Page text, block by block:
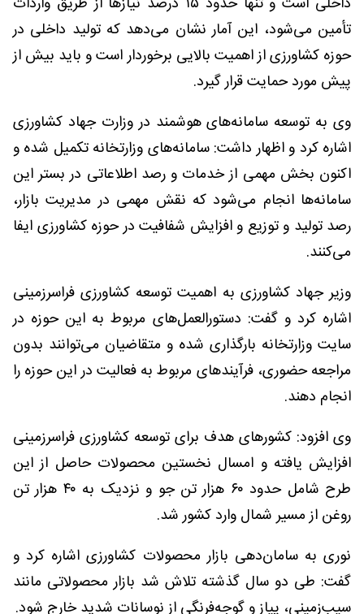
تأمین می‌شود، این آمار نشان می‌دهد که تولید داخلی در
حوزه کشاورزی از اهمیت بالایی برخوردار است و باید بیش از
پیش مورد حمایت قرار گیرد.
وی به توسعه سامانه‌های هوشمند در وزارت جهاد کشاورزی
اشاره کرد و اظهار داشت: سامانه‌های وزارتخانه تکمیل شده و
اکنون بخش مهمی از خدمات و رصد اطلاعاتی در بستر این
سامانه‌ها انجام می‌شود که نقش مهمی در مدیریت بازار،
رصد تولید و توزیع و افزایش شفافیت در حوزه کشاورزی ایفا
می‌کنند.
وزیر جهاد کشاورزی به اهمیت توسعه کشاورزی فراسرزمینی
اشاره کرد و گفت: دستورالعمل‌های مربوط به این حوزه در
سایت وزارتخانه بارگذاری شده و متقاضیان می‌توانند بدون
مراجعه حضوری، فرآیندهای مربوط به فعالیت در این حوزه را
انجام دهند.
وی افزود: کشورهای هدف برای توسعه کشاورزی فراسرزمینی
افزایش یافته و امسال نخستین محصولات حاصل از این
طرح شامل حدود ۶۰ هزار تن جو و نزدیک به ۴۰ هزار تن
روغن از مسیر شمال وارد کشور شد.
نوری به سامان‌دهی بازار محصولات کشاورزی اشاره کرد و
گفت: طی دو سال گذشته تلاش شد بازار محصولاتی مانند
سیب‌زمینی، پیاز و گوجه‌فرنگی از نوسانات شدید خارج شود.